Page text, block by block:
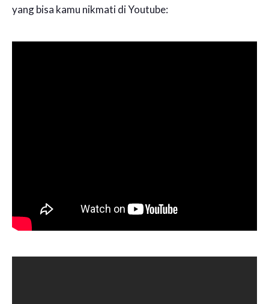
yang bisa kamu nikmati di Youtube: